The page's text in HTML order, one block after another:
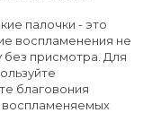
палочки - это
воспламенения не
присмотра. Для
благовония
воспламеняемых